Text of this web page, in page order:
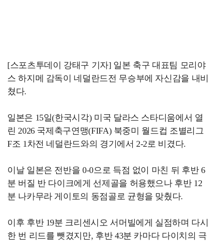
[스포츠투데이 강태구 기자] 일본 축구 대표팀 모리야
스 하지메 감독이 네덜란드전 무승부에 자신감을 내비
쳤다.
일본은 15일(한국시각) 미국 달라스 스타디움에서 열
린 2026 국제축구연맹(FIFA) 북중미 월드컵 조별리그
F조 1차전 네덜란드와의 경기에서 2-2로 비겼다.
이날 일본은 전반을 0-0으로 득점 없이 마친 뒤 후반 6
분 버질 반 다이크에게 선제골을 허용했으나 후반 12
분 나카무라 게이토의 동점골로 균형을 맞췄다.
이후 후반 19분 크리센시오 서머빌에게 실점하며 다시
한 번 리드를 뺏겼지만, 후반 43분 카마다 다이치의 극